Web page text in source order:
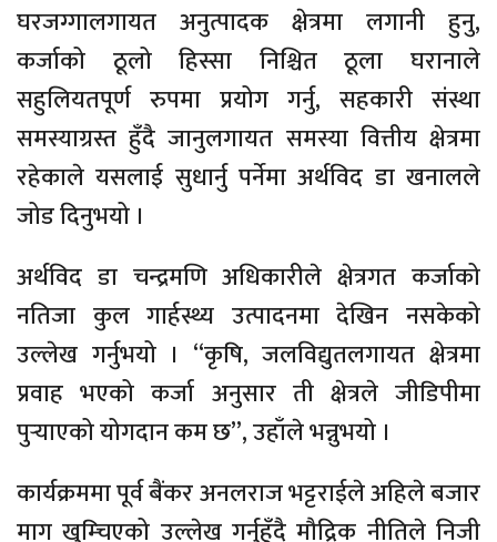
घरजग्गालगायत अनुत्पादक क्षेत्रमा लगानी हुनु,
कर्जाको ठूलो हिस्सा निश्चित ठूला घरानाले
सहुलियतपूर्ण रुपमा प्रयोग गर्नु, सहकारी संस्था
समस्याग्रस्त हुँदै जानुलगायत समस्या वित्तीय क्षेत्रमा
रहेकाले यसलाई सुधार्नु पर्नेमा अर्थविद डा खनालले
जोड दिनुभयो ।
अर्थविद डा चन्द्रमणि अधिकारीले क्षेत्रगत कर्जाको
नतिजा कुल गार्हस्थ्य उत्पादनमा देखिन नसकेको
उल्लेख गर्नुभयो । “कृषि, जलविद्युतलगायत क्षेत्रमा
प्रवाह भएको कर्जा अनुसार ती क्षेत्रले जीडिपीमा
पुर्‍याएको योगदान कम छ”, उहाँले भन्नुभयो ।
कार्यक्रममा पूर्व बैंकर अनलराज भट्टराईले अहिले बजार
माग खुम्चिएको उल्लेख गर्नुहुँदै मौद्रिक नीतिले निजी